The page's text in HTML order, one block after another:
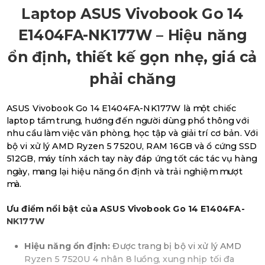
Laptop ASUS Vivobook Go 14
E1404FA-NK177W – Hiệu năng
ổn định, thiết kế gọn nhẹ, giá cả
phải chăng
ASUS Vivobook Go 14 E1404FA-NK177W là một chiếc
laptop tầm trung, hướng đến người dùng phổ thông với
nhu cầu làm việc văn phòng, học tập và giải trí cơ bản. Với
bộ vi xử lý AMD Ryzen 5 7520U, RAM 16GB và ổ cứng SSD
512GB, máy tính xách tay này đáp ứng tốt các tác vụ hàng
ngày, mang lại hiệu năng ổn định và trải nghiệm mượt
mà.
Ưu điểm nổi bật của ASUS Vivobook Go 14 E1404FA-
NK177W
Hiệu năng ổn định: Được trang bị bộ vi xử lý AMD
Ryzen 5 7520U 4 nhân 8 luồng, xung nhịp tối đa